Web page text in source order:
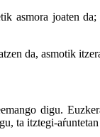
asmora joaten
da, asmotik
digu.
ta itztegi-